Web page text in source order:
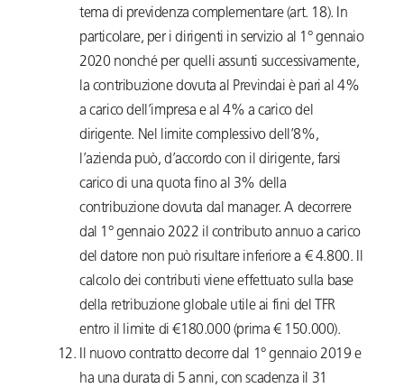
tema di previdenza complementare (art. 18). In
particolare, per i dirigenti in servizio al 1° gennaio
2020 nonché per quelli assunti successivamente,
la contribuzione dovuta al Previndai è pari al 4%
a carico dell’impresa e al 4% a carico del
dirigente. Nel limite complessivo dell’8%,
l’azienda può, d’accordo con il dirigente, farsi
carico di una quota fino al 3% della
contribuzione dovuta dal manager. A decorrere
dal 1° gennaio 2022 il contributo annuo a carico
del datore non può risultare inferiore a € 4.800. Il
calcolo dei contributi viene effettuato sulla base
della retribuzione globale utile ai fini del TFR
entro il limite di €180.000 (prima € 150.000).
Il nuovo contratto decorre dal 1° gennaio 2019 e
ha una durata di 5 anni, con scadenza il 31